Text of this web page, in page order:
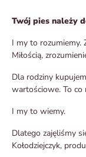
Twój pies należy
I my to rozumiemy.
Miłością,
Dla rodziny
wartościowe. To co
I my to wiemy.
Dlatego zajęliśmy
Kołodziejczyk,